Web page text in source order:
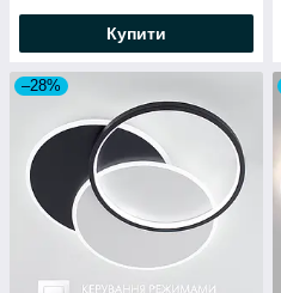
Купити
–28%